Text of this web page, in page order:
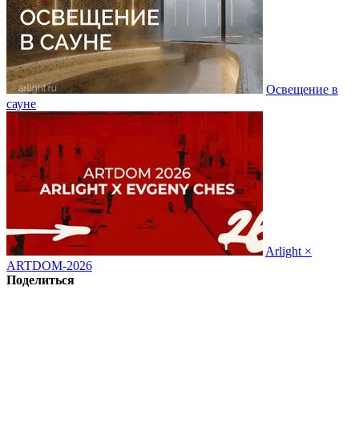
Освещение в
сауне
Arlight ×
ARTDOM-2026
Поделиться